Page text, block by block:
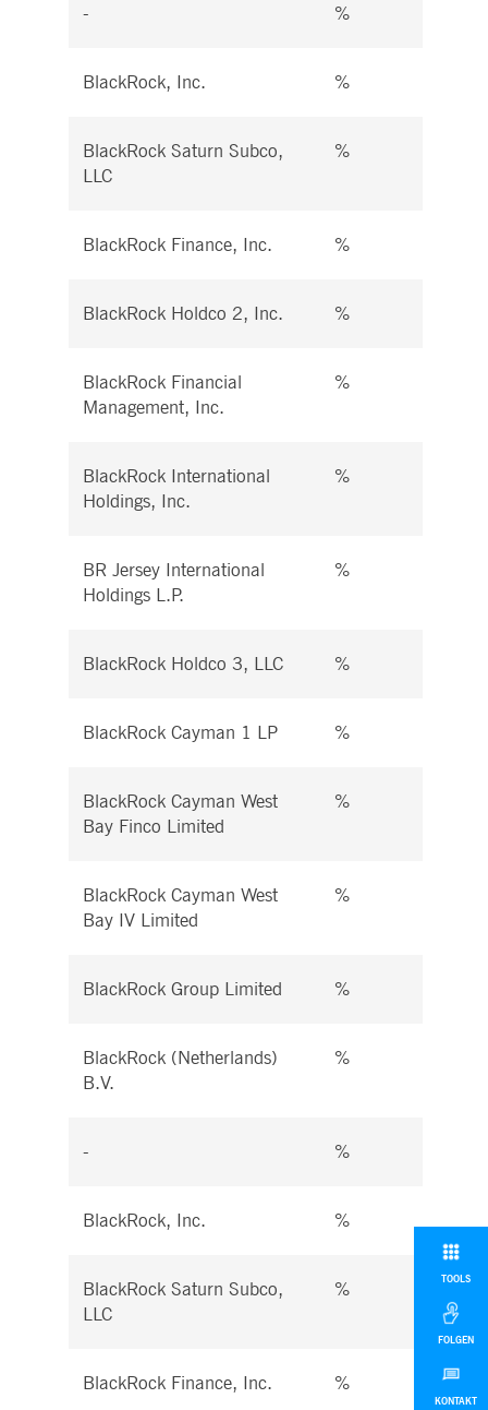
TOOLS
FOLGEN
KONTAKT
- %
BlackRock, Inc. %
BlackRock Saturn Subco,
LLC
%
BlackRock Finance, Inc. %
BlackRock Holdco 2, Inc. %
BlackRock Financial
Management, Inc.
%
BlackRock International
Holdings, Inc.
%
BR Jersey International
Holdings L.P.
%
BlackRock Holdco 3, LLC %
BlackRock Cayman 1 LP %
BlackRock Cayman West
Bay Finco Limited
%
BlackRock Cayman West
Bay IV Limited
%
BlackRock Group Limited %
BlackRock (Netherlands)
B.V.
%
- %
BlackRock, Inc. % %
BlackRock Saturn Subco,
LLC
% %
BlackRock Finance, Inc. % %